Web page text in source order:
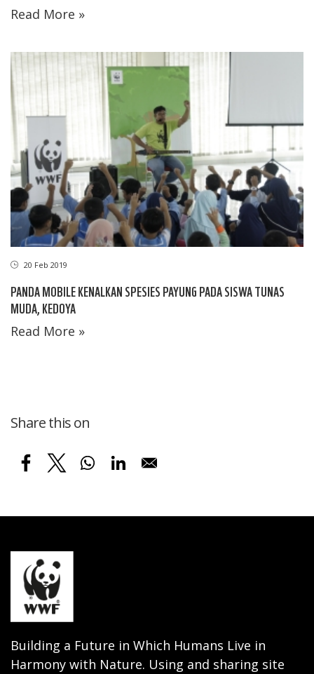
Read More »
20 Feb 2019
PANDA MOBILE KENALKAN SPESIES PAYUNG PADA SISWA TUNAS
MUDA, KEDOYA
Read More »
Share this on
Building a Future in Which Humans Live in
Harmony with Nature. Using and sharing site